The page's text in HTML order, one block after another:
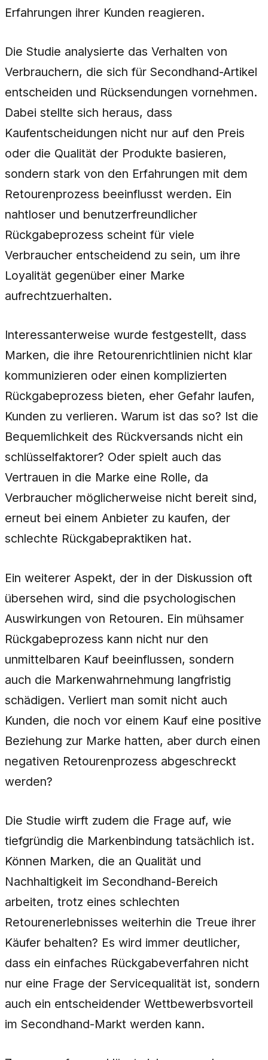
Erfahrungen ihrer Kunden reagieren.
Die Studie analysierte das Verhalten von
Verbrauchern, die sich für Secondhand-Artikel
entscheiden und Rücksendungen vornehmen.
Dabei stellte sich heraus, dass
Kaufentscheidungen nicht nur auf den Preis
oder die Qualität der Produkte basieren,
sondern stark von den Erfahrungen mit dem
Retourenprozess beeinflusst werden. Ein
nahtloser und benutzerfreundlicher
Rückgabeprozess scheint für viele
Verbraucher entscheidend zu sein, um ihre
Loyalität gegenüber einer Marke
aufrechtzuerhalten.
Interessanterweise wurde festgestellt, dass
Marken, die ihre Retourenrichtlinien nicht klar
kommunizieren oder einen komplizierten
Rückgabeprozess bieten, eher Gefahr laufen,
Kunden zu verlieren. Warum ist das so? Ist die
Bequemlichkeit des Rückversands nicht ein
schlüsselfaktorer? Oder spielt auch das
Vertrauen in die Marke eine Rolle, da
Verbraucher möglicherweise nicht bereit sind,
erneut bei einem Anbieter zu kaufen, der
schlechte Rückgabepraktiken hat.
Ein weiterer Aspekt, der in der Diskussion oft
übersehen wird, sind die psychologischen
Auswirkungen von Retouren. Ein mühsamer
Rückgabeprozess kann nicht nur den
unmittelbaren Kauf beeinflussen, sondern
auch die Markenwahrnehmung langfristig
schädigen. Verliert man somit nicht auch
Kunden, die noch vor einem Kauf eine positive
Beziehung zur Marke hatten, aber durch einen
negativen Retourenprozess abgeschreckt
werden?
Die Studie wirft zudem die Frage auf, wie
tiefgründig die Markenbindung tatsächlich ist.
Können Marken, die an Qualität und
Nachhaltigkeit im Secondhand-Bereich
arbeiten, trotz eines schlechten
Retourenerlebnisses weiterhin die Treue ihrer
Käufer behalten? Es wird immer deutlicher,
dass ein einfaches Rückgabeverfahren nicht
nur eine Frage der Servicequalität ist, sondern
auch ein entscheidender Wettbewerbsvorteil
im Secondhand-Markt werden kann.